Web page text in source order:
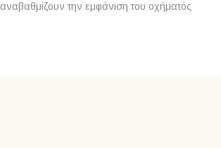
την εμφάνιση του οχήματός